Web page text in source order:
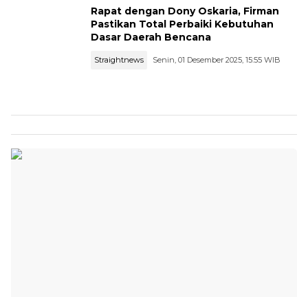
Rapat dengan Dony Oskaria, Firman
Pastikan Total Perbaiki Kebutuhan
Dasar Daerah Bencana
Straightnews Senin, 01 Desember 2025, 15:55 WIB